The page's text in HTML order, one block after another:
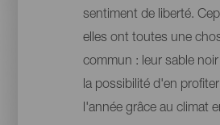
sentiment de liberté.
elles ont toutes une
commun : leur sable
la possibilité d'en
l'année grâce au climat